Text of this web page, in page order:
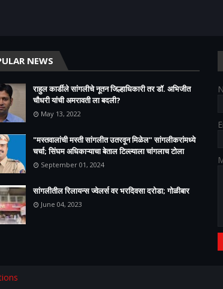
NEWS
राहुल कार्डीले सांगलीचे नूतन जिल्हाधिकारी तर डॉ. अभिजीत
चौधरी यांची अमरावती ला बदली?
May 13, 2022
"मस्तवालांची मस्ती सांगलीत उतरवून मिळेल" सांगलीकरांमध्ये
चर्चा; सिंघम अधिकाऱ्याचा बेताल टिल्ल्याला चांगलाच टोला
September 01, 2024
सांगलीतील रिलायन्स ज्वेलर्स वर भरदिवसा दरोडा; गोळीबार
June 04, 2023